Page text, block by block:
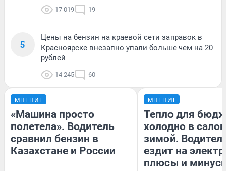
17 019 19
5
Цены на бензин на краевой сети заправок в
Красноярске внезапно упали больше чем на 20
рублей
14 245 60
МНЕНИЕ
«Машина просто
полетела». Водитель
сравнил бензин в
Казахстане и России
МНЕНИЕ
Тепло для
холодно в
зимой.
ездит на
плюсы и